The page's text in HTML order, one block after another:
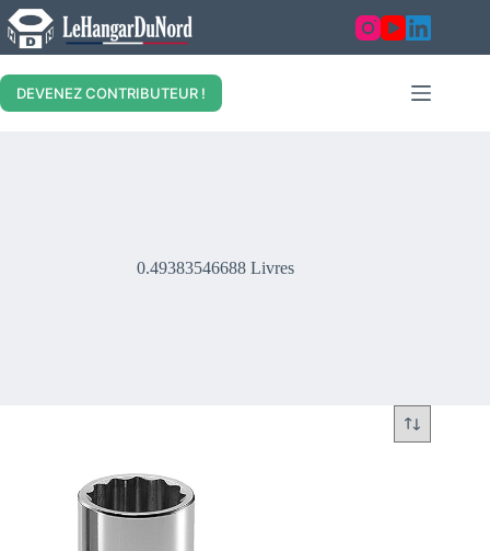
Skip
to
content
DEVENEZ CONTRIBUTEUR !
0.49383546688 Livres